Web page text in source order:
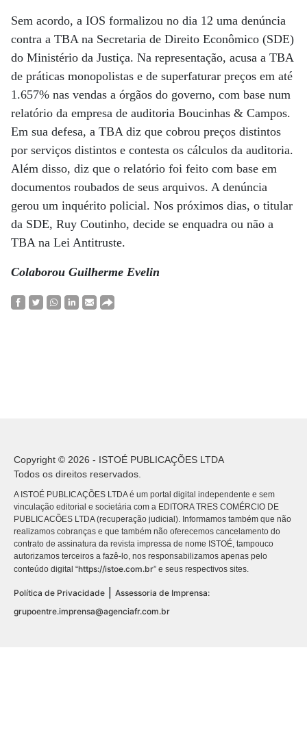
Sem acordo, a IOS formalizou no dia 12 uma denúncia
contra a TBA na Secretaria de Direito Econômico (SDE)
do Ministério da Justiça. Na representação, acusa a TBA
de práticas monopolistas e de superfaturar preços em até
1.657% nas vendas a órgãos do governo, com base num
relatório da empresa de auditoria Boucinhas & Campos.
Em sua defesa, a TBA diz que cobrou preços distintos
por serviços distintos e contesta os cálculos da auditoria.
Além disso, diz que o relatório foi feito com base em
documentos roubados de seus arquivos. A denúncia
gerou um inquérito policial. Nos próximos dias, o titular
da SDE, Ruy Coutinho, decide se enquadra ou não a
TBA na Lei Antitruste.
Colaborou Guilherme Evelin
Copyright © 2026 - ISTOÉ PUBLICAÇÕES LTDA
Todos os direitos reservados.
A ISTOÉ PUBLICAÇÕES LTDA é um portal digital independente e sem
vinculação editorial e societária com a EDITORA TRES COMÉRCIO DE
PUBLICACÕES LTDA (recuperação judicial). Informamos também que não
realizamos cobranças e que também não oferecemos cancelamento do
contrato de assinatura da revista impressa de nome ISTOÉ, tampouco
autorizamos terceiros a fazê-lo, nos responsabilizamos apenas pelo
conteúdo digital “https://istoe.com.br” e seus respectivos sites.
Política de Privacidade
Assessoria de Imprensa:
grupoentre.imprensa@agenciafr.com.br